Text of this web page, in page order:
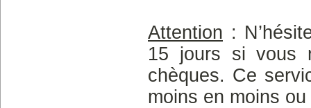
Attention :
15 jours si vous
chèques. Ce
moins en moins